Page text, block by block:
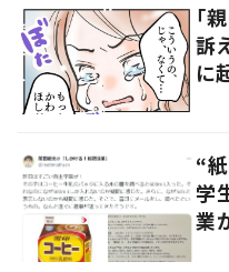
「
訴
に
“
学
業